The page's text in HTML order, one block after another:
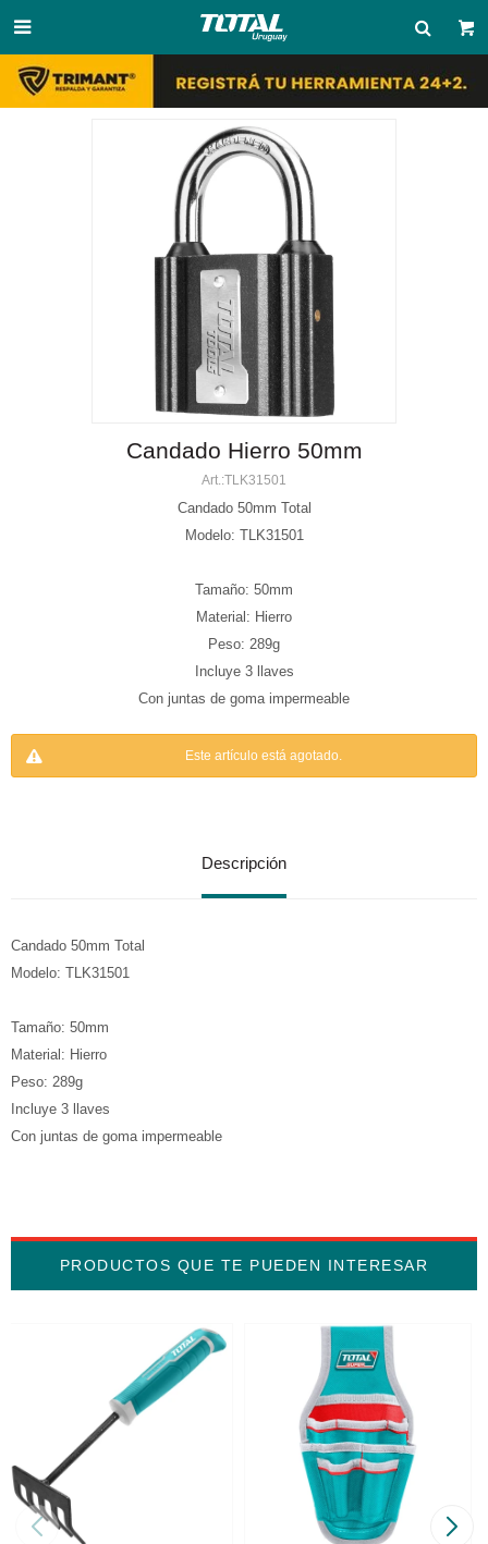

Candado Hierro 50mm
TLK31501
Candado 50mm Total
Modelo: TLK31501
Tamaño: 50mm
Material: Hierro
Peso: 289g
Incluye 3 llaves
Con juntas de goma impermeable
Este artículo está agotado.
Descripción
Candado 50mm Total
Modelo: TLK31501
Tamaño: 50mm
Material: Hierro
Peso: 289g
Incluye 3 llaves
Con juntas de goma impermeable
PRODUCTOS QUE TE PUEDEN INTERESAR